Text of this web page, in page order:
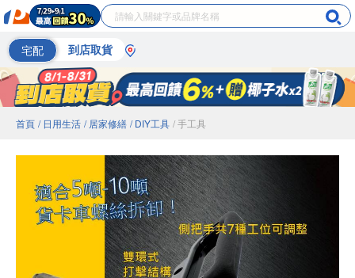
宅配 到店取貨
首頁 / 日用生活 / 居家修繕 / DIY工具 / 手工具